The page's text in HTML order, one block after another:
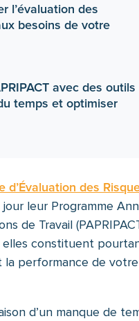
l’évaluation des
besoins de votre
avec des outils
temps et optimiser
d’Évaluation des
leur Programme
de Travail
elles constituent
la performance de votre
d’un manque de